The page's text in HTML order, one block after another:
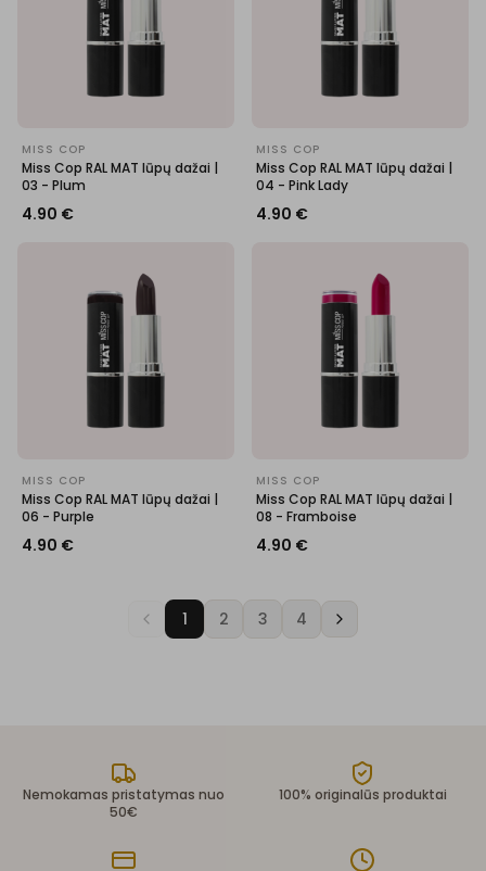
MISS COP
Miss Cop RAL MAT lūpų dažai |
03 - Plum
4.90 €
MISS COP
Miss Cop RAL MAT lūpų dažai |
04 - Pink Lady
4.90 €
MISS COP
Miss Cop RAL MAT lūpų dažai |
06 - Purple
4.90 €
MISS COP
Miss Cop RAL MAT lūpų dažai |
08 - Framboise
4.90 €
1 2 3 4
Nemokamas pristatymas nuo
50€
100% originalūs produktai